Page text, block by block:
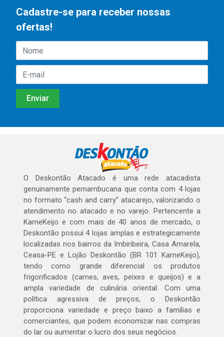
Cadastre-se para receber nossas
ofertas!
O Deskontão Atacado é uma rede atacadista
genuinamente pernambucana que conta com 4 lojas
no formato “cash and carry” atacarejo, valorizando o
atendimento no atacado e no varejo. Pertencente a
KarneKeijo e com mais de 40 anos de mercado, o
Deskontão possui 4 lojas amplas e estrategicamente
localizadas nos bairros da Imbiribeira, Casa Amarela,
Ceasa-PE e Lojão Deskontão (BR 101 KarneKeijo),
tendo como grande diferencial os produtos
frigorificados (carnes, aves, peixes e queijos) e a
ampla variedade de culinária oriental. Com uma
política agressiva de preços, o Deskontão
proporciona variedade e preço baixo a famílias e
comerciantes, que podem economizar nas compras
do lar ou aumentar o lucro dos seus negócios.